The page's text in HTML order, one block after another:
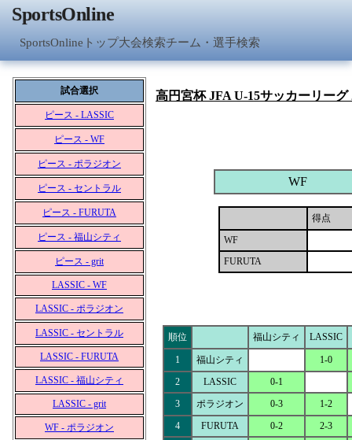
SportsOnline
SportsOnlineトップ大会検索チーム・選手検索
試合選択
ピース - LASSIC
ピース - WF
ピース - ポラジオン
ピース - セントラル
ピース - FURUTA
ピース - 福山シティ
ピース - grit
LASSIC - WF
LASSIC - ポラジオン
LASSIC - セントラル
LASSIC - FURUTA
LASSIC - 福山シティ
LASSIC - grit
WF - ポラジオン
高円宮杯 JFA U-15サッカーリー
WF
得点
WF
FURUTA
順位 福山シティ LASSIC
1 福山シティ
1-0
2
LASSIC
0-1
3
ポラジオン 0-3
1-2
4
FURUTA 0-2
2-3